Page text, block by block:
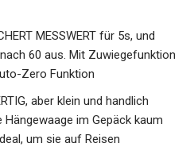
MESSWERT für 5s, und
60 aus. Mit Zuwiegefunktion
Zero Funktion
aber klein und handlich
im Gepäck kaum
um sie auf Reisen